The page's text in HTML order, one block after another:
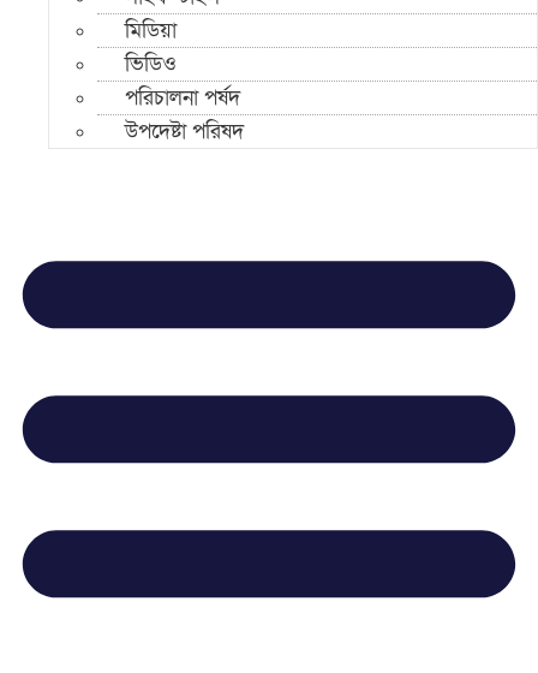
মিডিয়া
ভিডিও
পরিচালনা পর্ষদ
উপদেষ্টা পরিষদ